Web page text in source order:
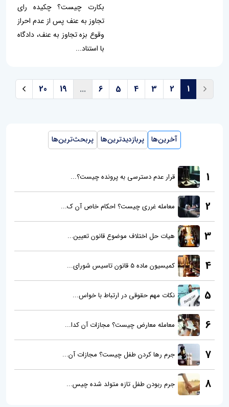
بکارت چیست؟ چکیده رای
تجاوز به عنف پس از عدم احراز
وقوع بزه تجاوز به عنف، دادگاه
با استناد...
1
2
3
4
5
6
...
19
20
آخرین‌ها پربازدیدترین‌ها پربحث‌ترین‌ها
1 قرار عدم دسترسی به پرونده چیست؟...
2 معامله غرری چیست؟ احکام خاص آن ک...
3 هیات حل اختلاف موضوع قانون تعیین...
4 کمیسیون ماده 5 قانون تاسیس شورای...
5 نکات مهم حقوقی در ارتباط با خواس...
6 معامله معارض چیست؟ مجازات آن کدا...
7 جرم رها کردن طفل چیست؟ مجازات آن...
8 جرم ربودن طفل تازه متولد شده چیس...